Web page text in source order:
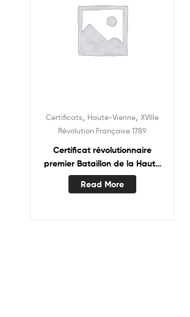
Certificats Haute-Vienne, XVIIIe
Révolution Française 1789
Certificat révolutionnaire
premier Bataillon de la Haute
Vienne
Read More